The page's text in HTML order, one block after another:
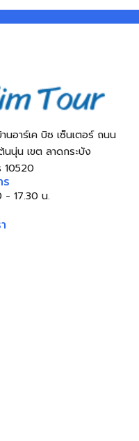
อาร์เค บิซ เซ็นเตอร์ ถนน
นุ่น เขต ลาดกระบัง
10520
ร
17.30 น.